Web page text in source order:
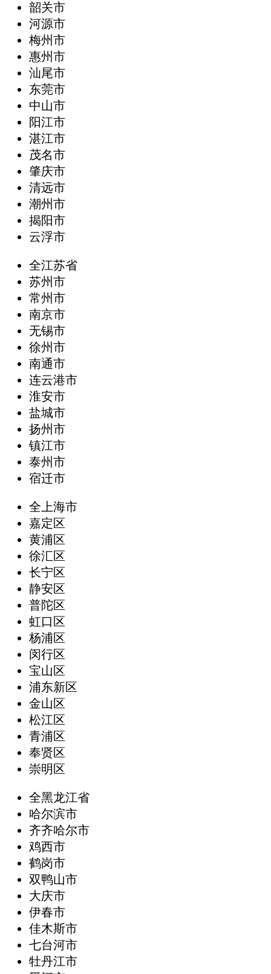
韶关市
河源市
梅州市
惠州市
汕尾市
东莞市
中山市
阳江市
湛江市
茂名市
肇庆市
清远市
潮州市
揭阳市
云浮市
全江苏省
苏州市
常州市
南京市
无锡市
徐州市
南通市
连云港市
淮安市
盐城市
扬州市
镇江市
泰州市
宿迁市
全上海市
嘉定区
黄浦区
徐汇区
长宁区
静安区
普陀区
虹口区
杨浦区
闵行区
宝山区
浦东新区
金山区
松江区
青浦区
奉贤区
崇明区
全黑龙江省
哈尔滨市
齐齐哈尔市
鸡西市
鹤岗市
双鸭山市
大庆市
伊春市
佳木斯市
七台河市
牡丹江市